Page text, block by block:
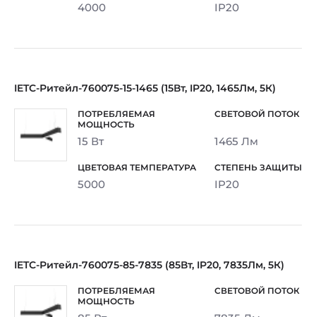
4000 IP20
IETC-Ритейл-760075-15-1465 (15Вт, IP20, 1465Лм, 5К)
15 Вт 1465 Лм
5000 IP20
IETC-Ритейл-760075-85-7835 (85Вт, IP20, 7835Лм, 5К)